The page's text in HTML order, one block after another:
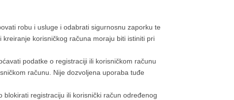
robu i usluge i odabrati sigurnosnu zaporku te
korisničkog računa moraju biti istiniti pri
podatke o registraciji ili korisničkom računu
računu. Nije dozvoljena uporaba tuđe
registraciju ili korisnički račun određenog